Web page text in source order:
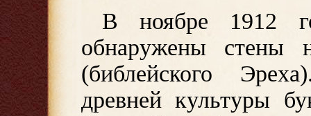
В ноябре 1912
обнаружены стены
(библейского
древней культуры